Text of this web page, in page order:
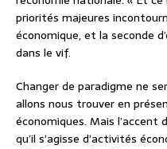
priorités majeures
économique, et la seconde
dans le vif.
Changer de paradigme ne
allons nous trouver en
économiques. Mais
qu’il s’agisse d’activités